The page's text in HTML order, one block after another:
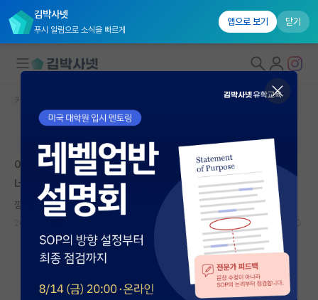
김박사넷
푸시 알림으로 소식을 빠르게
앱으로 보기 닫기
대학원생 모집
국내대학원 정보
연구실&오픈랩
커뮤니티
커뮤니티 홈
전체글보기
베스트 게시판
커뮤니티 홈
본문이 수정되지 않는 박제글입니다.
아마도 내년부터는 미국 유학 포닥 힘들어지지 않을까 싶
네요...
깜찍한 빌헬름 뢴트겐